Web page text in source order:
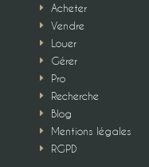
E Acheter
E Vendre
E Louer
E Gérer
E Pro
E Recherche
E Blog
E Mentions légales
E RGPD